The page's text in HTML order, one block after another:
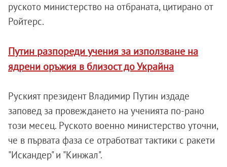
руското министерство на отбраната, цитирано от
Ройтерс.
Путин разпореди учения за използване на
ядрени оръжия в близост до Украйна
Руският президент Владимир Путин издаде
заповед за провеждането на ученията по-рано
този месец. Руското военно министерство уточни,
че в първата фаза се отработват тактики с ракети
"Искандер" и "Кинжал".